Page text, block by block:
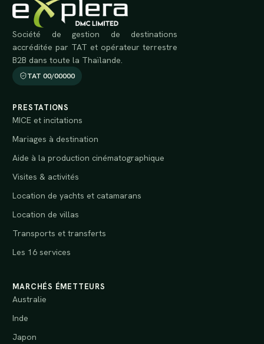
Société de gestion de destinations
accréditée par TAT et opérateur terrestre
B2B dans toute la Thaïlande.
TAT 00/00000
PRESTATIONS
MICE et incitations
Mariages à destination
Aide à la production cinématographique
Visites & activités
Location de yachts et catamarans
Location de villas
Transports et transferts
Les 16 services
MARCHÉS ÉMETTEURS
Australie
Inde
Japon